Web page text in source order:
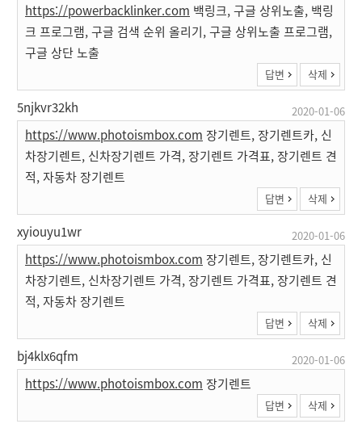
https://powerbacklinker.com 백링크, 구글 상위노출, 백링
크 프로그램, 구글 검색 순위 올리기, 구글 상위노출 프로그램,
구글 상단 노출
답변 삭제
5njkvr32kh 2020-01-06
https://www.photoismbox.com 장기렌트, 장기렌트카, 신
차장기렌트, 신차장기렌트 가격, 장기렌트 가격표, 장기렌트 견
적, 자동차 장기렌트
답변 삭제
xyiouyu1wr 2020-01-06
https://www.photoismbox.com 장기렌트, 장기렌트카, 신
차장기렌트, 신차장기렌트 가격, 장기렌트 가격표, 장기렌트 견
적, 자동차 장기렌트
답변 삭제
bj4klx6qfm 2020-01-06
https://www.photoismbox.com 장기렌트
답변 삭제